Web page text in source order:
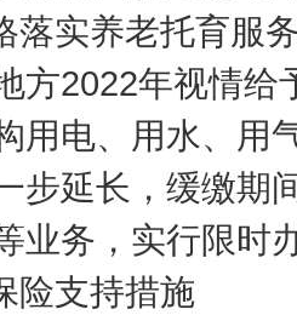
落实养老托育服
方2022年视情
用电、用水、用
步延长，缓缴期
业务，实行限时
险支持措施